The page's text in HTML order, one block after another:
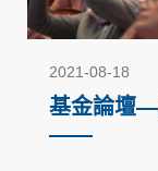
2021-08-18
基金論壇—
勢（2018）